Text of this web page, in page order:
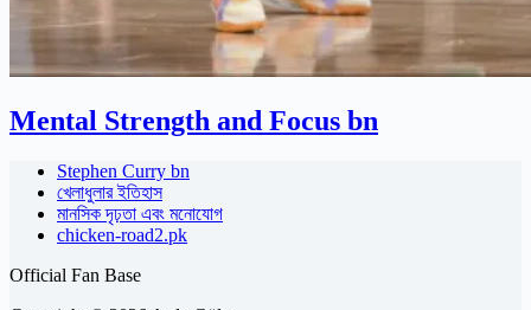
Mental Strength and Focus bn
Stephen Curry bn
খেলাধুলার ইতিহাস
মানসিক দৃঢ়তা এবং মনোযোগ
chicken-road2.pk
Official Fan Base